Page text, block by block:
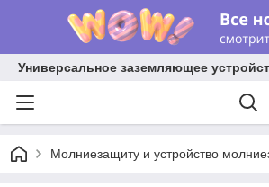
Универсальное заземляющее
Молниезащиту и устройство